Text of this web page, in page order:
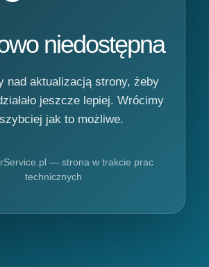
niedostępna
nad aktualizacją strony, żeby
jeszcze lepiej. Wrócimy
jak to możliwe.
— strona w trakcie prac
technicznych